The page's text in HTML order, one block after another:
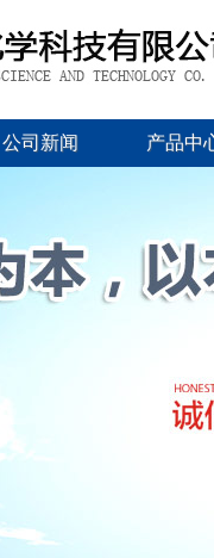
公司新闻 产品中